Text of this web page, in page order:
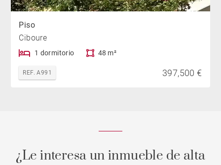
Piso
Ciboure
1 dormitorio 48 m²
REF. A991 397,500 €
¿Le interesa un inmueble de alta